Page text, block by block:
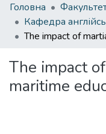
Головна
The impact
maritime